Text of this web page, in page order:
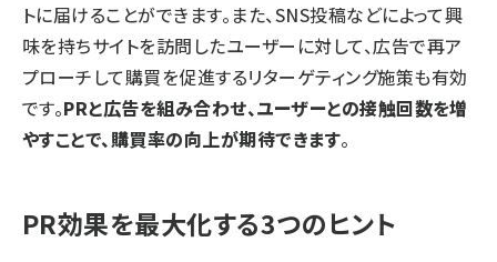
トに届けることができます。また、SNS投稿などによって興
味を持ちサイトを訪問したユーザーに対して、広告で再ア
プローチして購買を促進するリターゲティング施策も有効
です。PRと広告を組み合わせ、ユーザーとの接触回数を増
やすことで、購買率の向上が期待できます。
PR効果を最大化する3つのヒント